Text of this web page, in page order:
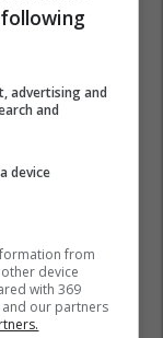
advertising and
and
device
from
device
with 369
and our partners